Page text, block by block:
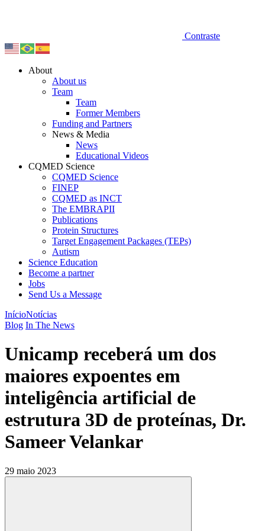
Contraste
About
About us
Team
Team
Former Members
Funding and Partners
News & Media
News
Educational Videos
CQMED Science
CQMED Science
FINEP
CQMED as INCT
The EMBRAPII
Publications
Protein Structures
Target Engagement Packages (TEPs)
Autism
Science Education
Become a partner
Jobs
Send Us a Message
InícioNotícias
Blog In The News
Unicamp receberá um dos
maiores expoentes em
inteligência artificial de
estrutura 3D de proteínas, Dr.
Sameer Velankar
29 maio 2023